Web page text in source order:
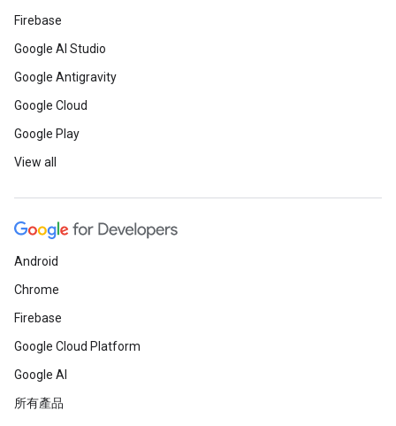
Firebase
Google AI Studio
Google Antigravity
Google Cloud
Google Play
View all
Android
Chrome
Firebase
Google Cloud Platform
Google AI
所有產品